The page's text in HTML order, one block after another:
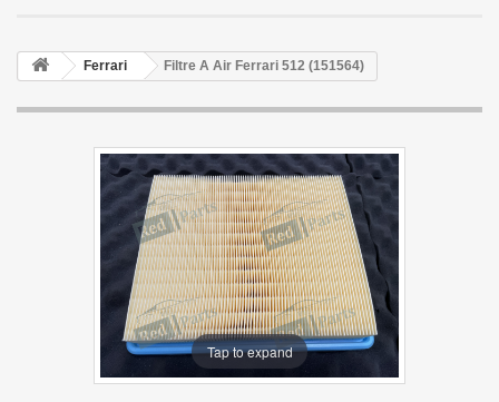
Ferrari Filtre A Air Ferrari 512 (151564)
Tap to expand